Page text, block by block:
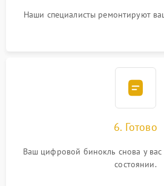
Наши специалисты ремонтируют
6. Готово
Ваш цифровой бинокль снова у
состоянии.